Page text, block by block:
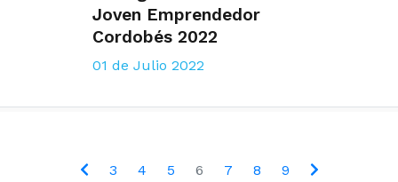
Joven Emprendedor
Cordobés 2022
01 de Julio 2022
3 4 5 6 7 8 9